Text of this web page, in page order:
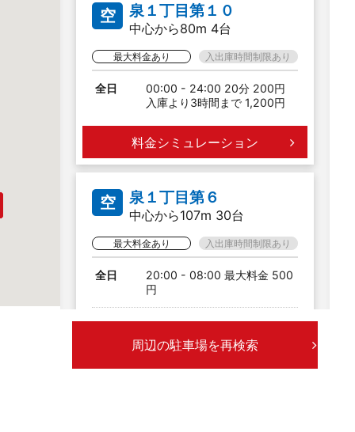
空 泉１丁目第１０
中心から80m 4台
最大料金あり 入出庫時間制限あり
全日
00:00 - 24:00 20分 200円
入庫より3時間まで 1,200円
料金シミュレーション
空 泉１丁目第６
中心から107m 30台
最大料金あり 入出庫時間制限あり
全日
20:00 - 08:00 最大料金 500
円
月〜金
00:00 - 24:00 15分 200円
08:00 - 20:00 最大料金
1,600円
周辺の駐車場を再検索